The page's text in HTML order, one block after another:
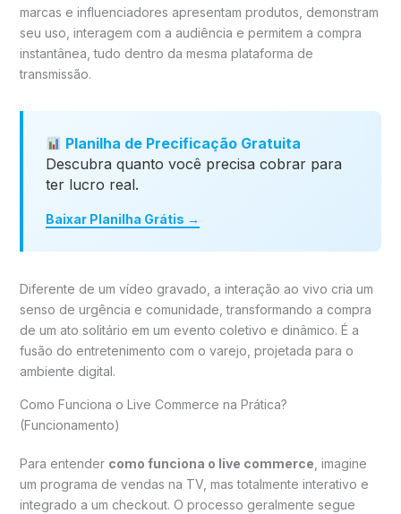
marcas e influenciadores apresentam produtos, demonstram
seu uso, interagem com a audiência e permitem a compra
instantânea, tudo dentro da mesma plataforma de
transmissão.
Planilha de Precificação Gratuita
Descubra quanto você precisa cobrar para
ter lucro real.
Baixar Planilha Grátis →
Diferente de um vídeo gravado, a interação ao vivo cria um
senso de urgência e comunidade, transformando a compra
de um ato solitário em um evento coletivo e dinâmico. É a
fusão do entretenimento com o varejo, projetada para o
ambiente digital.
Como Funciona o Live Commerce na Prática?
(Funcionamento)
Para entender como funciona o live commerce , imagine
um programa de vendas na TV, mas totalmente interativo e
integrado a um checkout. O processo geralmente segue